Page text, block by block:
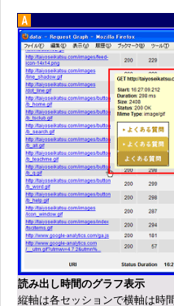
読み出し時間のグラフ表示
縦軸は各セッションで横軸は時